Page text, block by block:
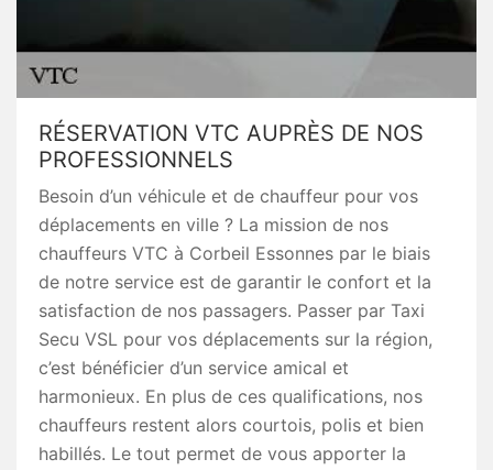
RÉSERVATION VTC AUPRÈS DE NOS
PROFESSIONNELS
Besoin d’un véhicule et de chauffeur pour vos
déplacements en ville ? La mission de nos
chauffeurs VTC à Corbeil Essonnes par le biais
de notre service est de garantir le confort et la
satisfaction de nos passagers. Passer par Taxi
Secu VSL pour vos déplacements sur la région,
c’est bénéficier d’un service amical et
harmonieux. En plus de ces qualifications, nos
chauffeurs restent alors courtois, polis et bien
habillés. Le tout permet de vous apporter la